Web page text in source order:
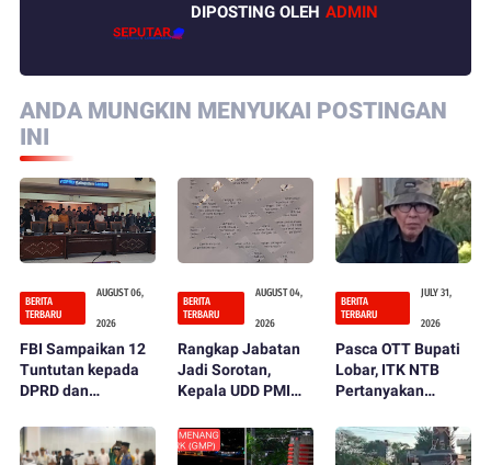
DIPOSTING OLEH ADMIN
ANDA MUNGKIN MENYUKAI POSTINGAN
INI
BERITA
TERBARU
AUGUST 06,
2026
FBI Sampaikan 12
Tuntutan kepada
DPRD dan
Kabupaten Lombok
Barat
BERITA
TERBARU
AUGUST 04,
2026
Rangkap Jabatan
Jadi Sorotan,
Kepala UDD PMI
Ditegur dan
Diminta Mundur
BERITA
TERBARU
JULY 31,
2026
Pasca OTT Bupati
Lobar, ITK NTB
Pertanyakan
DPRD dan
Inspektorat